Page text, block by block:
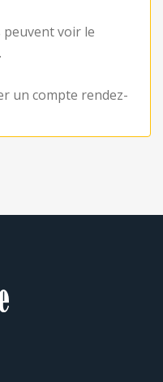
voir le
un compte rendez-